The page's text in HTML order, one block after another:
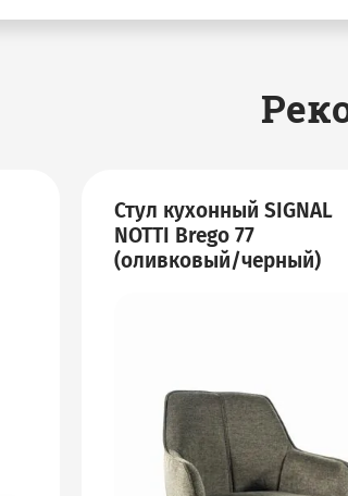
Стул кухонный SIGNAL
NOTTI Brego 77
(оливковый/черный)